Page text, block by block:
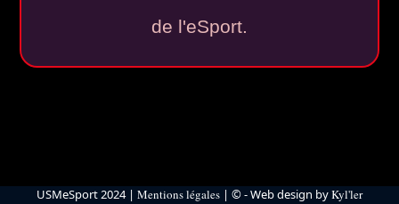
de l'eSport.
USMeSport 2024 | Mentions légales | © - Web design byKyl'ler